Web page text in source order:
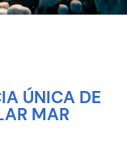
ÚNICA DE
MAR